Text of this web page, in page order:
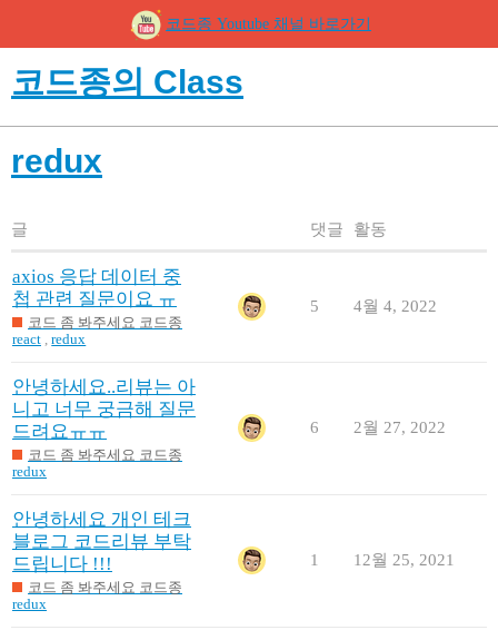
코드종 Youtube 채널 바로가기
코드종의 Class
redux
글 댓글 활동
axios 응답 데이터 중
첩 관련 질문이요 ㅠ
코드 좀 봐주세요 코드종
react ,redux
5 4월 4, 2022
안녕하세요..리뷰는 아
니고 너무 궁금해 질문
드려요ㅠㅠ
코드 좀 봐주세요 코드종
redux
6 2월 27, 2022
안녕하세요 개인 테크
블로그 코드리뷰 부탁
드립니다 !!!
코드 좀 봐주세요 코드종
redux
1 12월 25, 2021